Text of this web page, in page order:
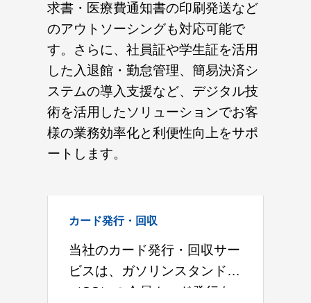
求書・医療費通知書の印刷発送など
のアウトソーシングも対応可能で
す。さらに、社員証や学生証を活用
した入退館・勤怠管理、簡易決済シ
ステムの導入支援など、デジタル技
術を活用したソリューションでお客
様の業務効率化と利便性向上をサポ
ートします。
カード発行・回収
当社のカード発行・回収サー
ビスは、ガソリンスタンド
（SS）の会員カード発行を